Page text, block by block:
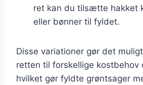
ret kan du tilsætte hakket
eller bønner til fyldet.
Disse variationer gør det
retten til forskellige kostbehov
hvilket gør fyldte grøntsager